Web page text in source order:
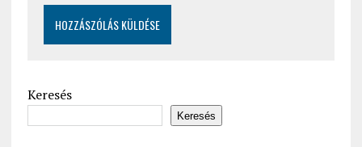
Keresés
Keresés